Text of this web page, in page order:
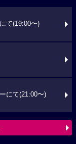
て(19:00〜)
にて(21:00〜)